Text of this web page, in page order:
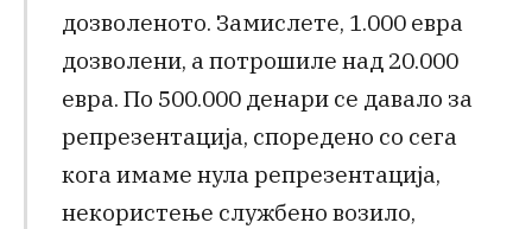
дозволеното. Замислете, 1.000 евра
дозволени, а потрошиле над 20.000
евра. По 500.000 денари се давало за
репрезентација, споредено со сега
кога имаме нула репрезентација,
некористење службено возило,